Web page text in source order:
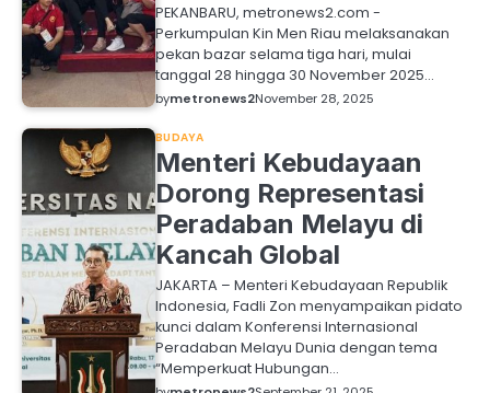
PEKANBARU, metronews2.com -
Perkumpulan Kin Men Riau melaksanakan
pekan bazar selama tiga hari, mulai
tanggal 28 hingga 30 November 2025…
bymetronews2November 28, 2025
BUDAYA
Menteri Kebudayaan
Dorong Representasi
Peradaban Melayu di
Kancah Global
JAKARTA – Menteri Kebudayaan Republik
Indonesia, Fadli Zon menyampaikan pidato
kunci dalam Konferensi Internasional
Peradaban Melayu Dunia dengan tema
“Memperkuat Hubungan…